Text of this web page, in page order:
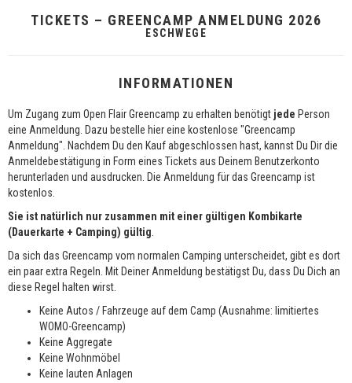
TICKETS – GREENCAMP ANMELDUNG 2026
ESCHWEGE
INFORMATIONEN
Um Zugang zum Open Flair Greencamp zu erhalten benötigt jede Person
eine Anmeldung. Dazu bestelle hier eine kostenlose "Greencamp
Anmeldung". Nachdem Du den Kauf abgeschlossen hast, kannst Du Dir die
Anmeldebestätigung in Form eines Tickets aus Deinem Benutzerkonto
herunterladen und ausdrucken. Die Anmeldung für das Greencamp ist
kostenlos.
Sie ist natürlich nur zusammen mit einer gültigen Kombikarte
(Dauerkarte + Camping) gültig
Da sich das Greencamp vom normalen Camping unterscheidet, gibt es dort
ein paar extra Regeln. Mit Deiner Anmeldung bestätigst Du, dass Du Dich an
diese Regel halten wirst.
Keine Autos / Fahrzeuge auf dem Camp (Ausnahme: limitiertes
WOMO-Greencamp)
Keine Aggregate
Keine Wohnmöbel
Keine lauten Anlagen